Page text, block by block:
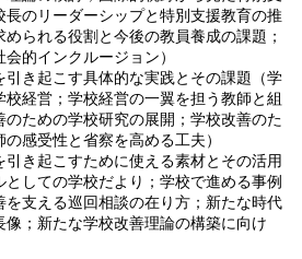
長のリーダーシップと特別支援教育の推
られる役割と今後の教員養成の課題；
的インクルージョン）
き起こす具体的な実践とその課題（学
校経営；学校経営の一翼を担う教師と組
のための学校研究の展開；学校改善のた
感受性と省察を高める工夫）
き起こすために使える素材とその活用
としての学校だより；学校で進める事例
を支える巡回相談の在り方；新たな時代
像；新たな学校改善理論の構築に向け